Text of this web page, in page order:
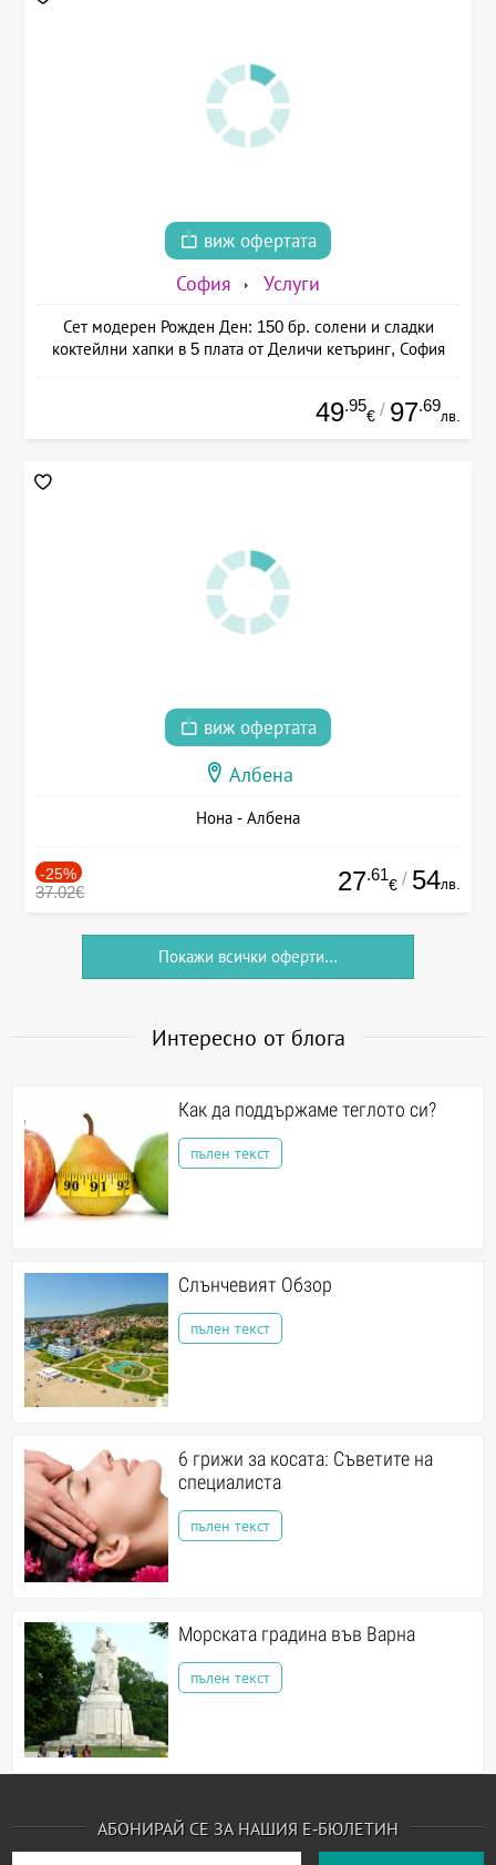
виж офертата
София Услуги
Сет модерен Рожден Ден: 150 бр. солени и сладки
коктейлни хапки в 5 плата от Деличи кетъринг, София
49.95
€ / 97.69
лв.
виж офертата
Албена
Нона - Албена
-25%
37.02€ 27.61
€ / 54лв.
Покажи всички оферти...
Интересно от блога
Как да поддържаме теглото си?
пълен текст
Слънчевият Обзор
пълен текст
6 грижи за косата: Съветите на
специалиста
пълен текст
Морската градина във Варна
пълен текст
АБОНИРАЙ СЕ ЗА НАШИЯ Е-БЮЛЕТИН